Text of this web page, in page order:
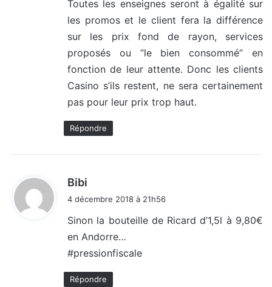
Toutes les enseignes seront à égalité sur
les promos et le client fera la différence
sur les prix fond de rayon, services
proposés ou “le bien consommé” en
fonction de leur attente. Donc les clients
Casino s’ils restent, ne sera certainement
pas pour leur prix trop haut.
Répondre
Bibi
:
4 décembre 2018 à 21h56
Sinon la bouteille de Ricard d’1,5l à 9,80€
en Andorre…
#pressionfiscale
Répondre